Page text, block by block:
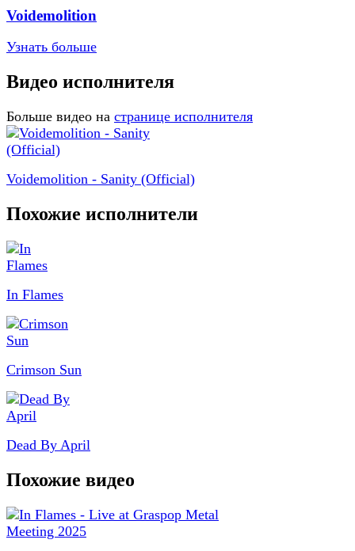
Voidemolition
Узнать больше
Видео исполнителя
Больше видео на странице исполнителя
Voidemolition - Sanity (Official)
Похожие исполнители
In Flames
Crimson Sun
Dead By April
Похожие видео